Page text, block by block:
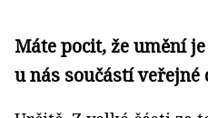
Máte pocit, že umění
u nás součástí veřejné